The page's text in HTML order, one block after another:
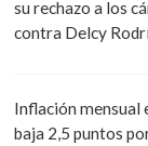
su rechazo a los
contra Delcy
Inflación mensual
baja 2,5 puntos